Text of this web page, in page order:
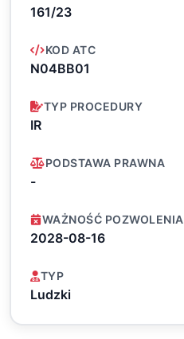
161/23
KOD ATC
N04BB01
TYP PROCEDURY
IR
PODSTAWA PRAWNA
-
WAŻNOŚĆ POZWOLENIA
2028-08-16
TYP
Ludzki